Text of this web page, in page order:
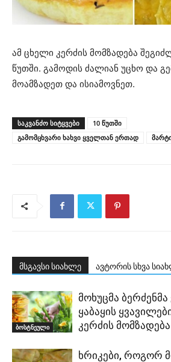
ამ ცხელი კერძის მომზადება
წუთში. გამოდის ძალიან უცხო და
მოამზადეთ და ისიამოვნეთ.
ᲡᲐᲙᲕᲐᲜᲫᲝ ᲡᲘᲢᲧᲕᲔᲑᲘ
10 წუთში
გამომცხვარი ხახვი ყველთან ერთად
მსგავსი სიახლე ავტორის სხვა
ბოსტნეული
მოხუცმა
ყაბაყის
კერძის მომზადება
ხრიკები, როგორ